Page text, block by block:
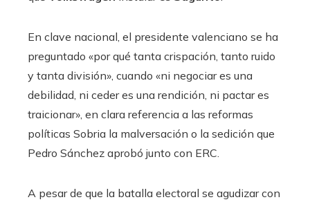
En clave nacional, el presidente valenciano se ha
preguntado «por qué tanta crispación, tanto ruido
y tanta división», cuando «ni negociar es una
debilidad, ni ceder es una rendición, ni pactar es
traicionar», en clara referencia a las reformas
políticas Sobria la malversación o la sedición que
Pedro Sánchez aprobó junto con ERC.
A pesar de que la batalla electoral se agudizar con